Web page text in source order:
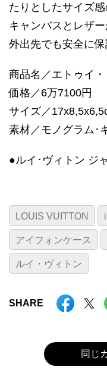
たりとしたサイズ
キャンバスとレザ
外出先でも安全に保
商品名／エトゥイ
価格／6万7100円
サイズ／
素材／モノグラム･
●ルイ･ヴィトン ジ
LOUIS VUITTON
アイフォンケース
ルイ・ヴィトン
SHARE
同じ